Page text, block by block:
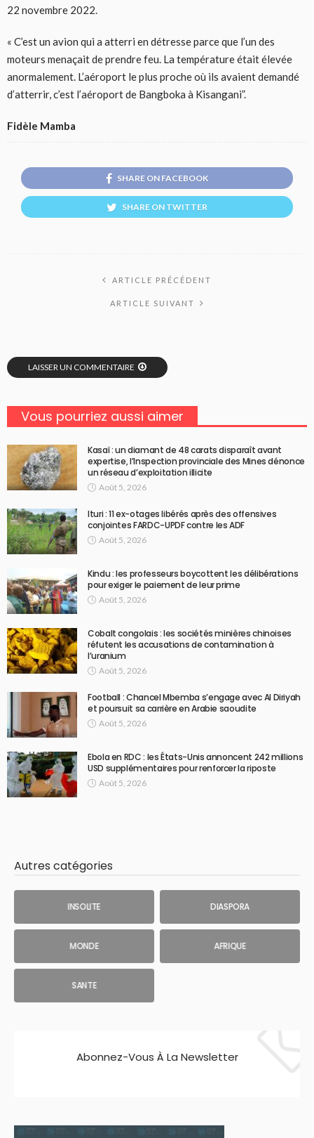
22 novembre 2022.
« C’est un avion qui a atterri en détresse parce que l’un des
moteurs menaçait de prendre feu. La température était élevée
anormalement. L’aéroport le plus proche où ils avaient demandé
d’atterrir, c’est l’aéroport de Bangboka à Kisangani”.
Fidèle Mamba
SHARE ON FACEBOOK
SHARE ON TWITTER
ARTICLE PRÉCÉDENT
ARTICLE SUIVANT
LAISSER UN COMMENTAIRE
Vous pourriez aussi aimer
Kasaï : un diamant de 48 carats disparaît avant
expertise, l’Inspection provinciale des Mines dénonce
un réseau d’exploitation illicite
Août 5, 2026
Ituri : 11 ex-otages libérés après des offensives
conjointes FARDC-UPDF contre les ADF
Août 5, 2026
Kindu : les professeurs boycottent les délibérations
pour exiger le paiement de leur prime
Août 5, 2026
Cobalt congolais : les sociétés minières chinoises
réfutent les accusations de contamination à
l’uranium
Août 5, 2026
Football : Chancel Mbemba s’engage avec Al Diriyah
et poursuit sa carrière en Arabie saoudite
Août 5, 2026
Ebola en RDC : les États-Unis annoncent 242 millions
USD supplémentaires pour renforcer la riposte
Août 5, 2026
Autres catégories
INSOLITE DIASPORA
MONDE AFRIQUE
SANTE
Abonnez-Vous À La Newsletter